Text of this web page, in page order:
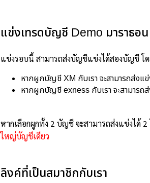
แข่งเทรดบัญชี Demo มาราธอ
แข่งรอบนี้ สามารถส่งบัญชีแข่งได้สองบัญชี โ
หากผูกบัญชี XM กับเรา จะสามารถส่งแ
หากผูกบัญชี exness กับเรา จะสามาร
หากเลือกผูกทั้ง 2 บัญชี จะสามารถส่งแข่งได้ 2
ใหญ่บัญชีเดียว
ลิงค์ที่เป็นสมาชิกกับเรา